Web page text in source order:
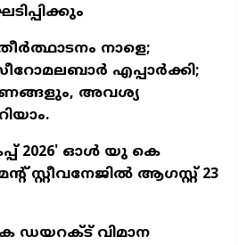
നാളെ;
എപ്പാര്‍ക്കി;
അവശ്യ
2026' ഓള്‍ യു കെ
സ്റ്റീവനേജില്‍ ആഗസ്റ്റ് 23
ഡയറക്ട് വിമാന